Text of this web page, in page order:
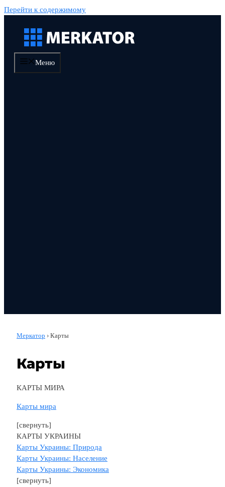
Перейти к содержимому
Меню
Меркатор › Карты
Карты
КАРТЫ МИРА
Карты мира
[свернуть]
КАРТЫ УКРАИНЫ
Карты Украины: Природа
Карты Украины: Население
Карты Украины: Экономика
[свернуть]